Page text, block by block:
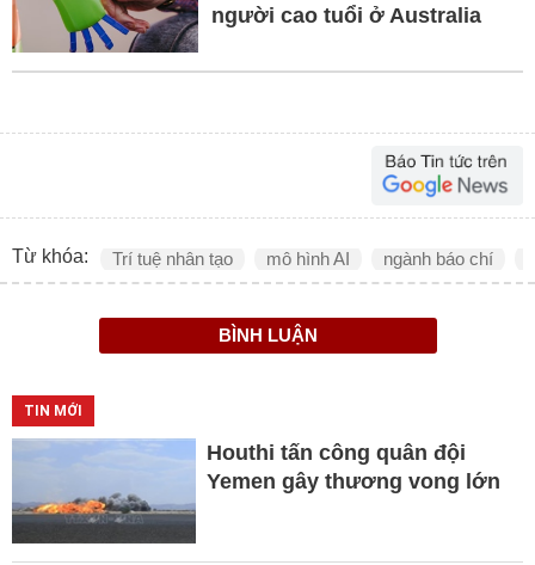
người cao tuổi ở Australia
Từ khóa: Trí tuệ nhân tạo mô hình AI ngành báo chí
BÌNH LUẬN
TIN MỚI
Houthi tấn công quân đội
Yemen gây thương vong lớn